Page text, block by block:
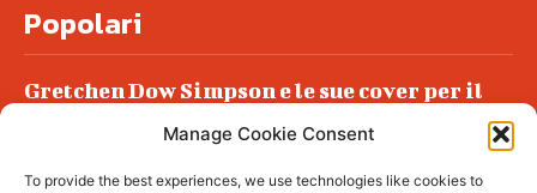
Manage Cookie Consent
To provide the best experiences, we use technologies like cookies to
Popolari
Gretchen Dow Simpson e le sue cover per il